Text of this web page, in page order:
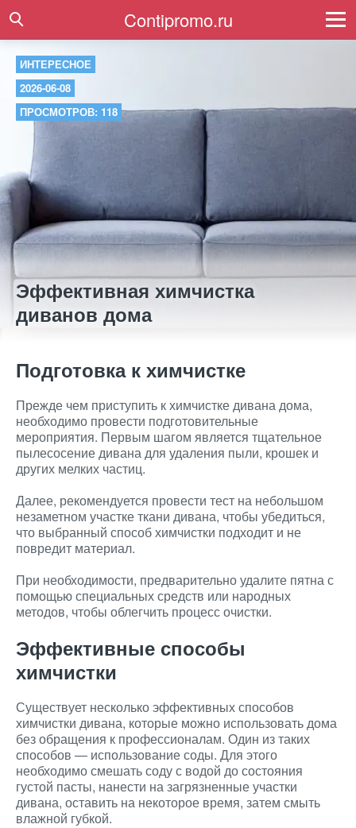
Contipromo.ru
ИНТЕРЕСНОЕ
2026-06-08
ПРОСМОТРОВ: 118
Эффективная химчистка
диванов дома
Подготовка к химчистке
Прежде чем приступить к химчистке дивана дома,
необходимо провести подготовительные
мероприятия. Первым шагом является тщательное
пылесосение дивана для удаления пыли, крошек и
других мелких частиц.
Далее, рекомендуется провести тест на небольшом
незаметном участке ткани дивана, чтобы убедиться,
что выбранный способ химчистки подходит и не
повредит материал.
При необходимости, предварительно удалите пятна с
помощью специальных средств или народных
методов, чтобы облегчить процесс очистки.
Эффективные способы
химчистки
Существует несколько эффективных способов
химчистки дивана, которые можно использовать дома
без обращения к профессионалам. Один из таких
способов — использование соды. Для этого
необходимо смешать соду с водой до состояния
густой пасты, нанести на загрязненные участки
дивана, оставить на некоторое время, затем смыть
влажной губкой.